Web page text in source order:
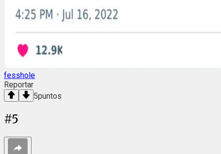
fesshole
Reportar
5puntos
#5